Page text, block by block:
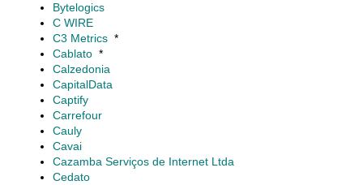
Bytelogics
C WIRE
C3 Metrics *
Cablato *
Calzedonia
CapitalData
Captify
Carrefour
Cauly
Cavai
Cazamba Serviços de Internet Ltda
Cedato